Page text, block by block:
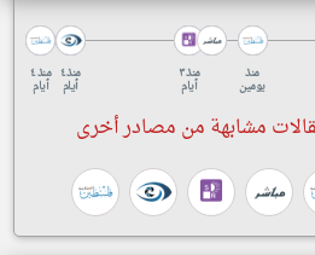
منذ ٤
أيام
منذ ٤
أيام
منذ ٣
أيام
منذ
يومين